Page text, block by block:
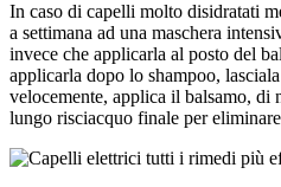
In caso di capelli molto disidratati
a settimana ad una maschera
invece che applicarla al posto del
applicarla dopo lo shampoo,
velocemente, applica il balsamo, di
lungo risciacquo finale per